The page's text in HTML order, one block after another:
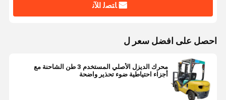
ﺎﺘﺼﻟ ﺍﻶﻧ
احصل على افضل سعر ل
محرك الديزل الأصلي المستخدم 3 طن الشاحنة مع
أجزاء احتياطية ضوء تحذير واضحة